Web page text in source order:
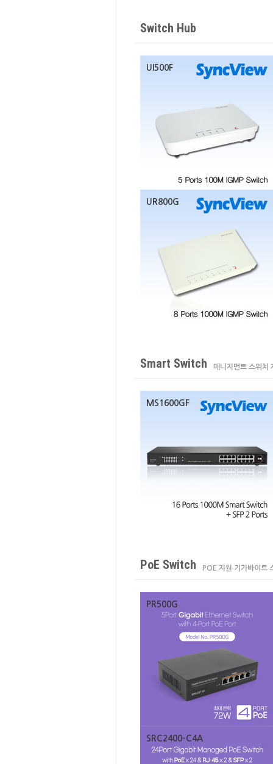
Switch Hub
UI500F
UR800G
Smart Switch 매니지먼트 스위치
MS1600GF
PoE Switch POE 지원 기가바이트
PR500G
SRC2400-C4A